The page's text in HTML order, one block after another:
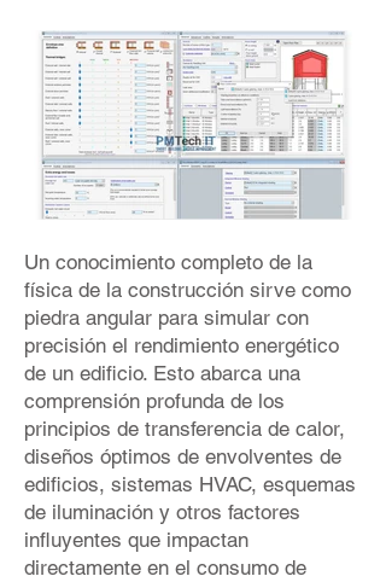
Un conocimiento completo de la
física de la construcción sirve como
piedra angular para simular con
precisión el rendimiento energético
de un edificio. Esto abarca una
comprensión profunda de los
principios de transferencia de calor,
diseños óptimos de envolventes de
edificios, sistemas HVAC, esquemas
de iluminación y otros factores
influyentes que impactan
directamente en el consumo de